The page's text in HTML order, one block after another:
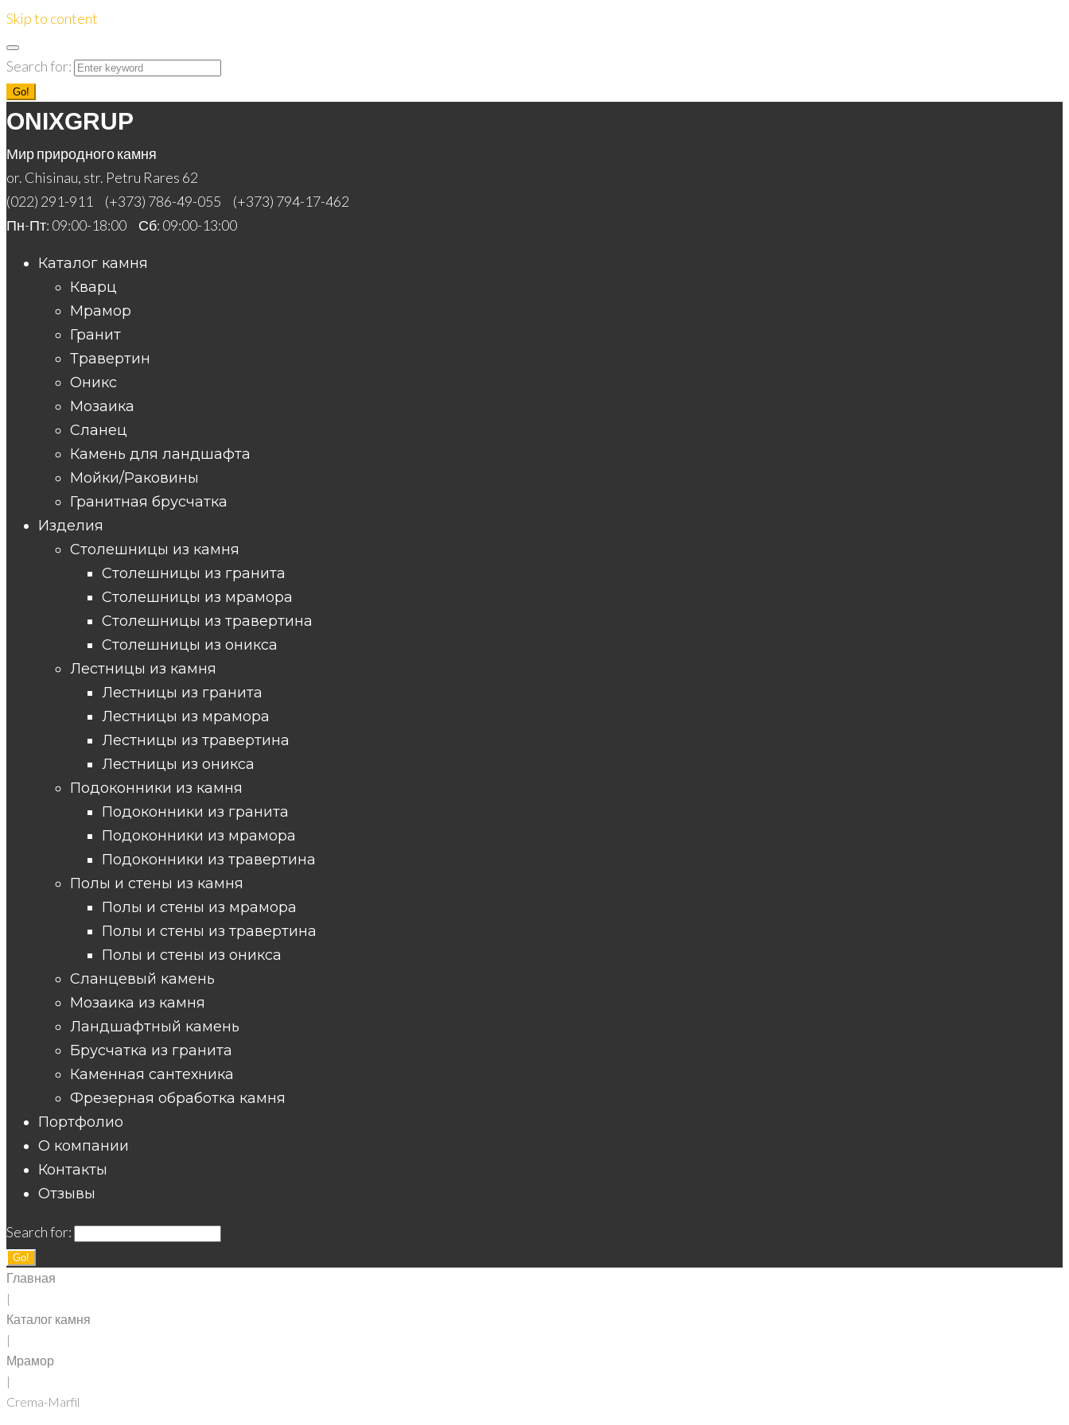
Skip to content
Search for:
Go!
ONIXGRUP
Мир природного камня
or. Chisinau, str. Petru Rares 62
(022) 291-911
(+373) 786-49-055
(+373) 794-17-462
Пн-Пт: 09:00-18:00 Сб: 09:00-13:00
Каталог камня
Кварц
Мрамор
Гранит
Травертин
Оникс
Мозаика
Сланец
Камень для ландшафта
Мойки/Раковины
Гранитная брусчатка
Изделия
Столешницы из камня
Столешницы из гранита
Столешницы из мрамора
Столешницы из травертина
Столешницы из оникса
Лестницы из камня
Лестницы из гранита
Лестницы из мрамора
Лестницы из травертина
Лестницы из оникса
Подоконники из камня
Подоконники из гранита
Подоконники из мрамора
Подоконники из травертина
Полы и стены из камня
Полы и стены из мрамора
Полы и стены из травертина
Полы и стены из оникса
Сланцевый камень
Мозаика из камня
Ландшафтный камень
Брусчатка из гранита
Каменная сантехника
Фрезерная обработка камня
Портфолио
О компании
Контакты
Отзывы
Search for:
Go!
Главная
|
Каталог камня
|
Мрамор
|
Crema-Marfil